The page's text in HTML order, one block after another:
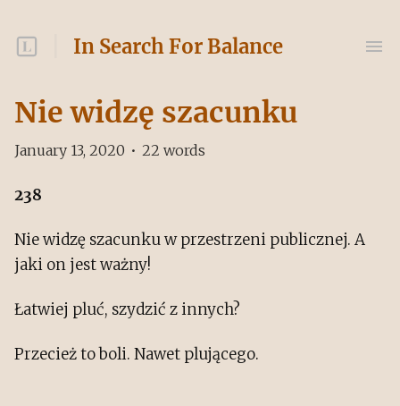
In Search For Balance
Nie widzę szacunku
January 13, 2020 • 22 words
238
Nie widzę szacunku w przestrzeni publicznej. A
jaki on jest ważny!
Łatwiej pluć, szydzić z innych?
Przecież to boli. Nawet plującego.